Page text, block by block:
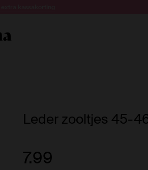
Leder zooltjes 45-
7.99